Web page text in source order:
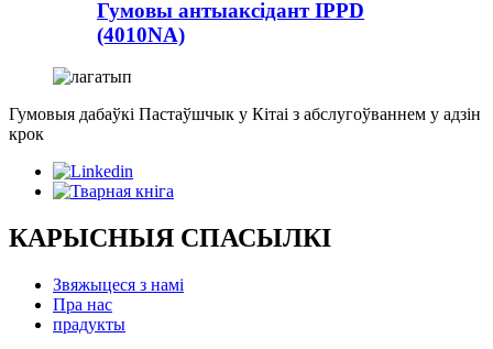
Гумовы антыаксідант IPPD
(4010NA)
Гумовыя дабаўкі Пастаўшчык у Кітаі з абслугоўваннем у адзін
крок
КАРЫСНЫЯ СПАСЫЛКІ
Звяжыцеся з намі
Пра нас
прадукты